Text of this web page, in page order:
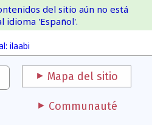
IOI
ilaabi
del sitio aún no está
idioma 'Español'.
Mapa del sitio
Communauté